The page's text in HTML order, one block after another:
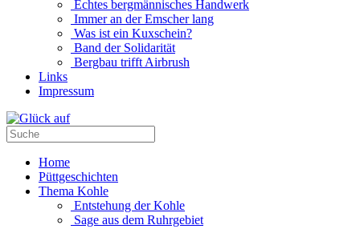
Echtes bergmännisches Handwerk
Immer an der Emscher lang
Was ist ein Kuxschein?
Band der Solidarität
Bergbau trifft Airbrush
Links
Impressum
Home
Püttgeschichten
Thema Kohle
Entstehung der Kohle
Sage aus dem Ruhrgebiet